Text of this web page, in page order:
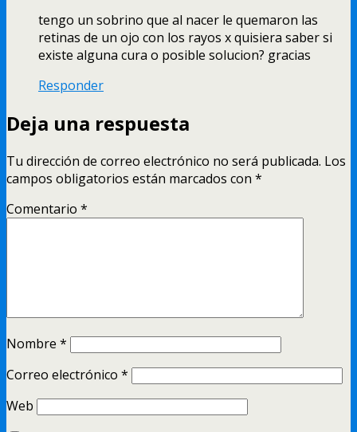
tengo un sobrino que al nacer le quemaron las
retinas de un ojo con los rayos x quisiera saber si
existe alguna cura o posible solucion? gracias
Responder
Deja una respuesta
Tu dirección de correo electrónico no será publicada. Los
campos obligatorios están marcados con *
Comentario *
Nombre *
Correo electrónico *
Web